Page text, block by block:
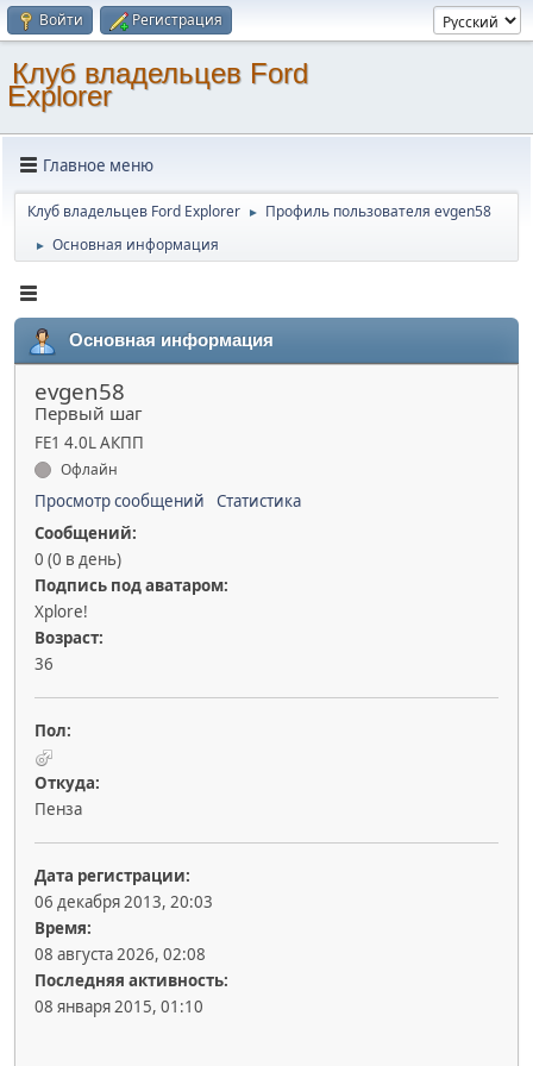
Войти Регистрация
Клуб владельцев Ford
Explorer
Главное меню
Клуб владельцев Ford Explorer ► Профиль пользователя evgen58
► Основная информация
Основная информация
evgen58
Первый шаг
FE1 4.0L АКПП
Офлайн
Просмотр сообщений
Статистика
Сообщений:
0 (0 в день)
Подпись под аватаром:
Xplore!
Возраст:
36
Пол:
Откуда:
Пенза
Дата регистрации:
06 декабря 2013, 20:03
Время:
08 августа 2026, 02:08
Последняя активность:
08 января 2015, 01:10